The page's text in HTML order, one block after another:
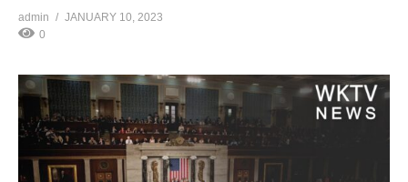
admin
JANUARY 10, 2023
0